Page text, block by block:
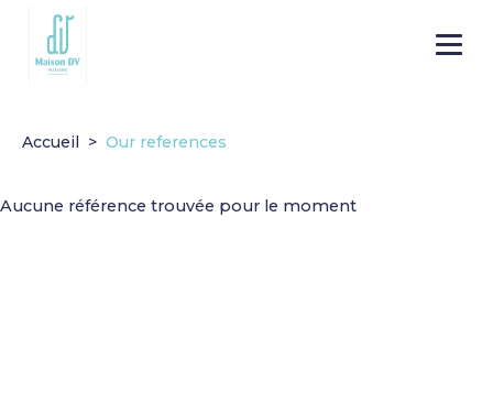
Go to
main
content
Menu
Accueil Our references
Aucune référence trouvée pour le moment